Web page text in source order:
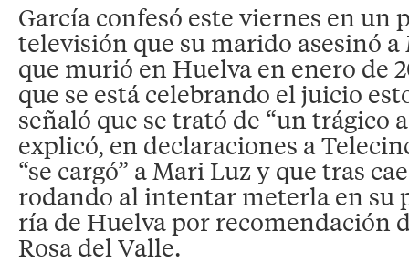
García confesó este viernes en un
televisión que su marido asesinó
que murió en Huelva en enero de
que se está celebrando el juicio
señaló que se trató de “un trágico
explicó, en declaraciones a
“se cargó” a Mari Luz y que tras
rodando al intentar meterla en su
ría de Huelva por recomendación
Rosa del Valle.